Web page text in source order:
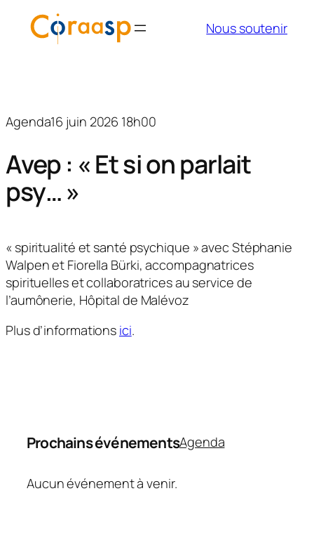
Nous soutenir
Agenda16 juin 2026 18h00
Avep : « Et si on parlait
psy… »
« spiritualité et santé psychique » avec Stéphanie
Walpen et Fiorella Bürki, accompagnatrices
spirituelles et collaboratrices au service de
l’aumônerie, Hôpital de Malévoz
Plus d’informations ici.
Prochains événementsAgenda
Aucun événement à venir.